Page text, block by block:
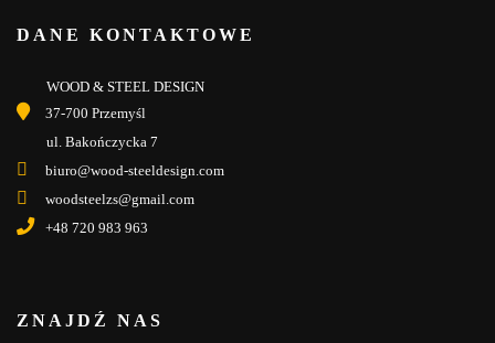
DANE KONTAKTOWE
WOOD & STEEL DESIGN
37-700 Przemyśl
ul. Bakończycka 7
biuro@wood-steeldesign.com
woodsteelzs@gmail.com
+48 720 983 963
ZNAJDŹ NAS